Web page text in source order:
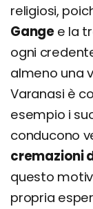
religiosi,
Gange e la
ogni
almeno una
Varanasi è
esempio i
conducono
cremazioni
questo
propria